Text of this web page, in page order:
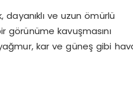
ve uzun ömürlü
görünüme kavuşmasını
kar ve güneş gibi